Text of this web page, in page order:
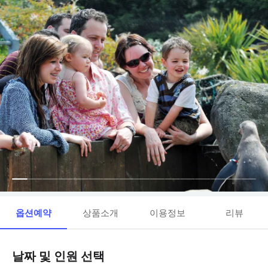
옵션예약 상품소개 이용정보 리뷰
날짜 및 인원 선택